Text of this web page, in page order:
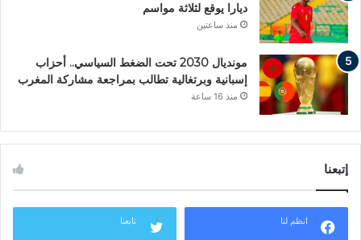
ديارا يوقع لثلاثة مواسم
منذ ساعتين
مونديال 2030 تحت الضغط السياسي.. أحزاب
إسبانية وبرتغالية تطالب بمراجعة مشاركة المغرب
منذ 16 ساعة
إتبعنا
انظم لنا تابعنا